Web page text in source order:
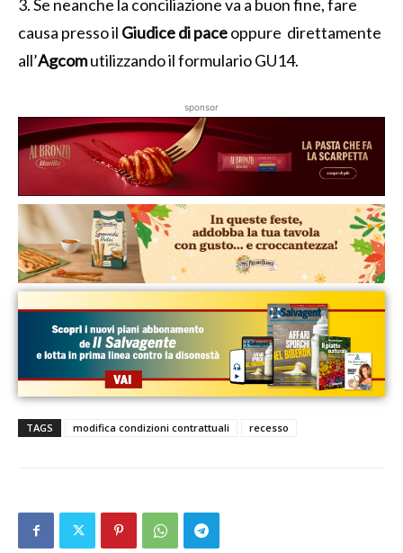
3. Se neanche la conciliazione va a buon fine, fare
causa presso il Giudice di paceoppure direttamente
all’Agcomutilizzando il formulario GU14.
sponsor
TAGS modifica condizioni contrattuali recesso